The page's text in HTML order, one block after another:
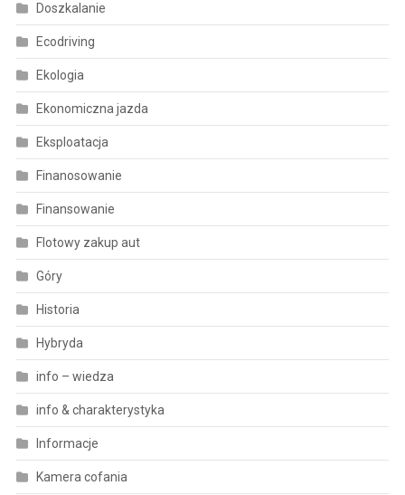
Doszkalanie
Ecodriving
Ekologia
Ekonomiczna jazda
Eksploatacja
Finanosowanie
Finansowanie
Flotowy zakup aut
Góry
Historia
Hybryda
info – wiedza
info & charakterystyka
Informacje
Kamera cofania